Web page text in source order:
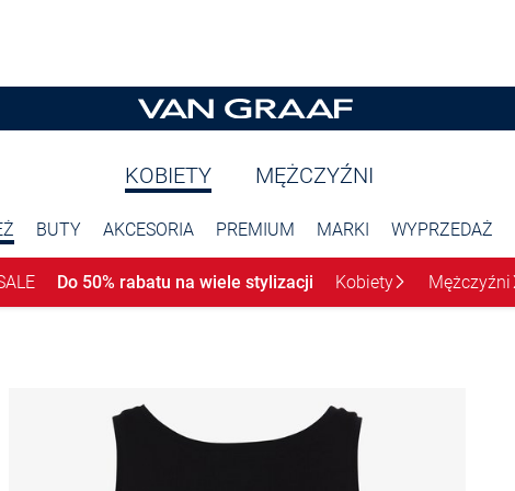
KOBIETY MĘŻCZYŹNI
BUTY AKCESORIA PREMIUM MARKI WYPRZEDAŻ
Do 50% rabatu na wiele stylizacji Kobiety Mężczyźni